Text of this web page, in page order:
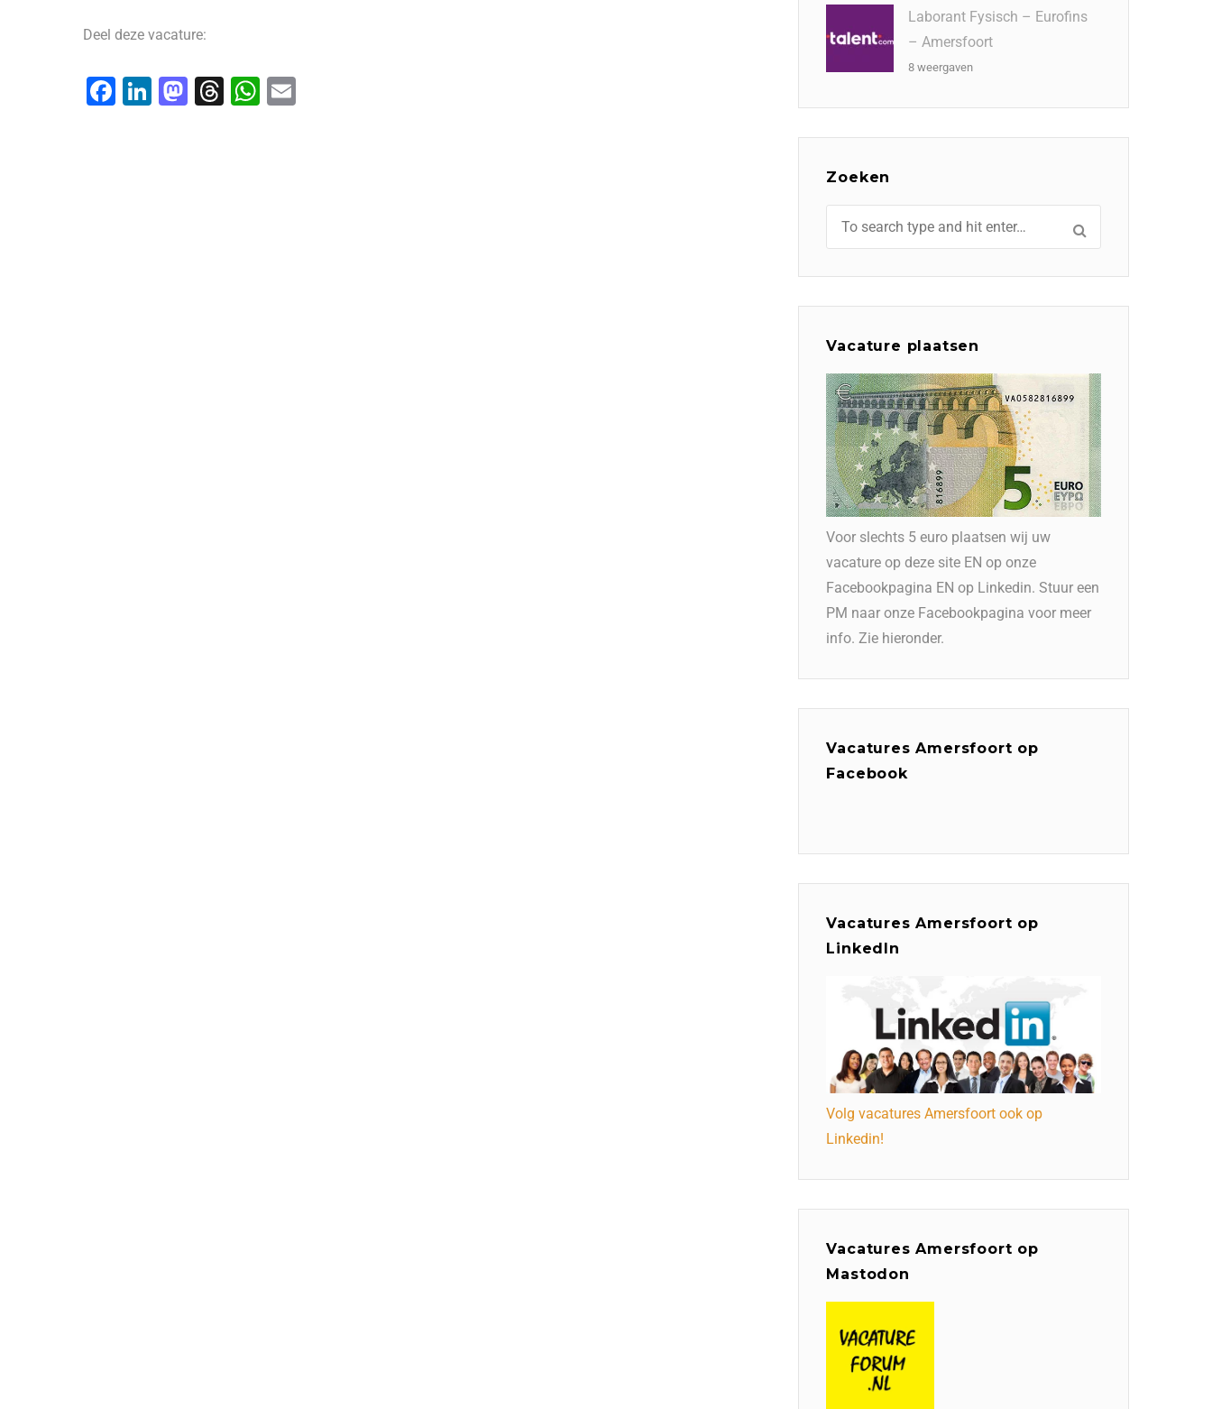
Deel deze vacature:
F
Li
M T
W
Laborant Fysisch – Eurofins
– Amersfoort
8 weergaven
Zoeken
Vacature plaatsen
Voor slechts 5 euro plaatsen wij uw
vacature op deze site EN op onze
Facebookpagina EN op Linkedin. Stuur een
PM naar onze Facebookpagina voor meer
info. Zie hieronder.
Vacatures Amersfoort op
Facebook
Vacatures Amersfoort op
LinkedIn
Volg vacatures Amersfoort ook op
Linkedin!
Vacatures Amersfoort op
Mastodon